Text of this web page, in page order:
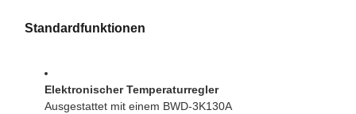
Leerlaufverlust
Effizienz
Standardfunktionen
Elektronischer Temperaturregler
Ausgestattet mit einem BWD-3K130A